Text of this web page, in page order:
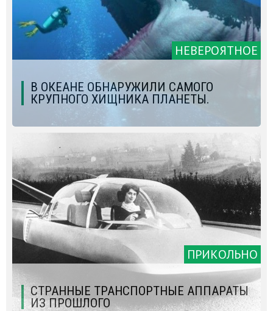
НЕВЕРОЯТНОЕ
В ОКЕАНЕ ОБНАРУЖИЛИ САМОГО
КРУПНОГО ХИЩНИКА ПЛАНЕТЫ.
ПРИКОЛЬНО
СТРАННЫЕ ТРАНСПОРТНЫЕ АППАРАТЫ
ИЗ ПРОШЛОГО